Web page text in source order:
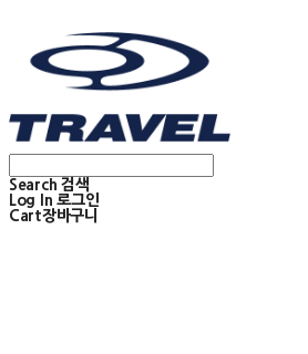
Search 검색
Log In 로그인
Cart장바구니